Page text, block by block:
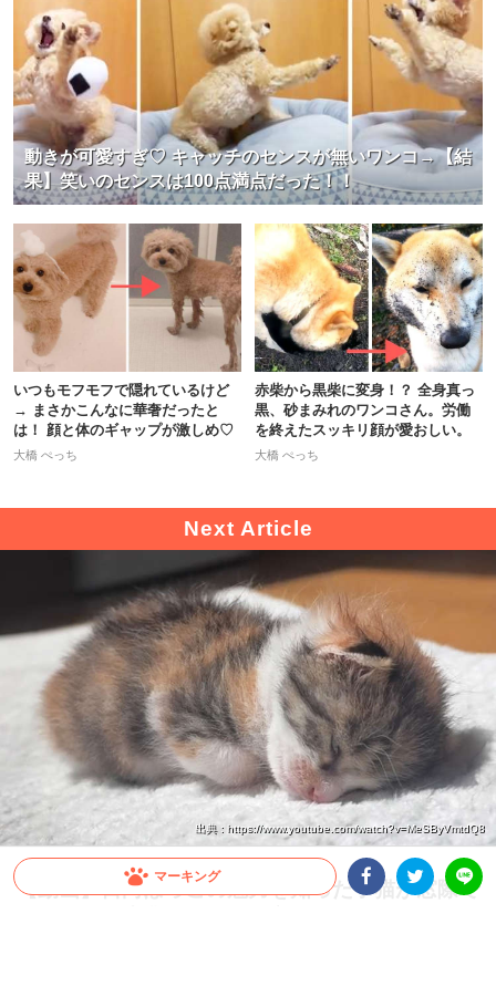
マーキング
動きが可愛すぎ♡ キャッチのセンスが無いワンコ→【結
果】笑いのセンスは100点満点だった！！
いつもモフモフで隠れているけど
→ まさかこんなに華奢だったと
は！ 顔と体のギャップが激しめ♡
大橋 ぺっち
赤柴から黒柴に変身！？ 全身真っ
黒、砂まみれのワンコさん。労働
を終えたスッキリ顔が愛おしい。
大橋 ぺっち
出典 : https://www.youtube.com/watch?v=MeSByVmtdQ8
【動画】日向ぼっこの魅力を知った子猫が窓際で